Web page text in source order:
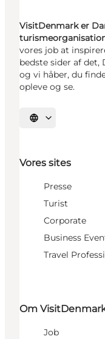
VisitDenmark er
vores job at
bedste sider af det,
og vi håber, du
opleve og se.
Vælg sprog
Vores sites
Presse
Turist
Corporate
Business
Travel
Om
Job